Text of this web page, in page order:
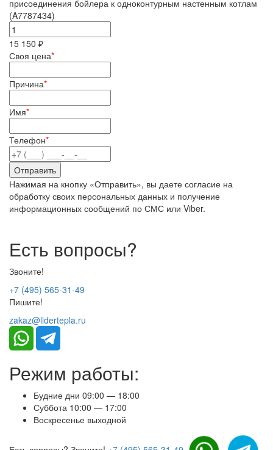
присоединения бойлера к одноконтурным настенным котлам
(A7787434)
15 150 ₽
Своя цена*
Причина*
Имя*
Телефон*
Нажимая на кнопку «Отправить», вы даете согласие на
обработку своих персональных данных и получение
информационных сообщений по СМС или Viber.
Есть вопросы?
Звоните!
+7 (495) 565-31-49
Пишите!
zakaz@lidertepla.ru
Режим работы:
Будние дни 09:00 — 18:00
Суббота 10:00 — 17:00
Воскресенье выходной